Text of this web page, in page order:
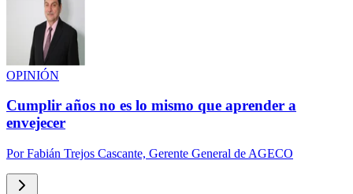
OPINIÓN
Cumplir años no es lo mismo que aprender a
envejecer
PorFabián Trejos Cascante, Gerente General de AGECO